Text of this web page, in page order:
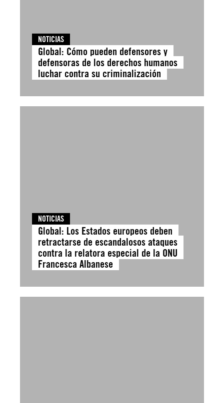
NOTICIAS
Global: Cómo pueden defensores y
defensoras de los derechos humanos
luchar contra su criminalización
NOTICIAS
Global: Los Estados europeos deben
retractarse de escandalosos ataques
contra la relatora especial de la ONU
Francesca Albanese